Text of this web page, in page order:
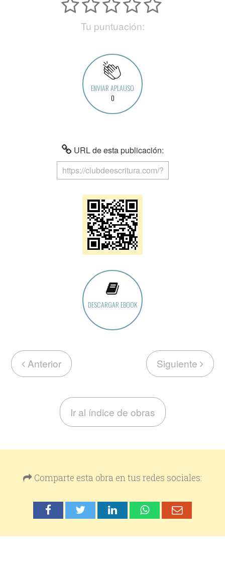
Tu puntuación:
ENVIAR APLAUSO
0
URL de esta publicación:
DESCARGAR EBOOK
Anterior Siguiente
Ir al índice de obras
Comparte esta obra en tus redes sociales: